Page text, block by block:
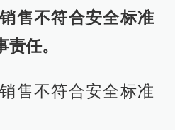
售不符合安全标准
任。
售不符合安全标准